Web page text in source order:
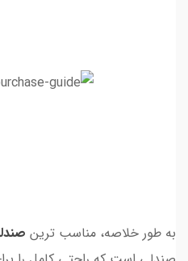
به طور خلاصه، مناسب ترین